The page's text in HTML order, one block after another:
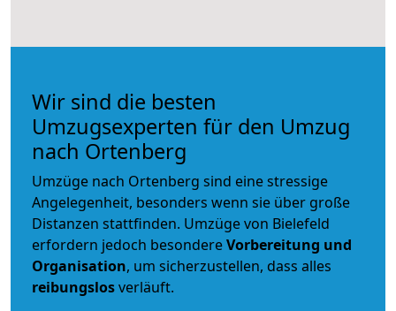
Wir sind die besten
Umzugsexperten für den Umzug
nach Ortenberg
Umzüge nach Ortenberg sind eine stressige
Angelegenheit, besonders wenn sie über große
Distanzen stattfinden. Umzüge von Bielefeld
erfordern jedoch besondereVorbereitung und
Organisation, um sicherzustellen, dass alles
reibungslosverläuft.